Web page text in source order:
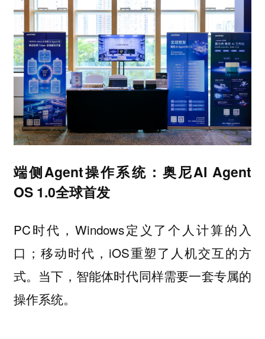
端侧Agent操作系统：奥尼AI Agent
OS 1.0全球首发
PC时代，Windows定义了个人计算的入
口；移动时代，iOS重塑了人机交互的方
式。当下，智能体时代同样需要一套专属的
操作系统。